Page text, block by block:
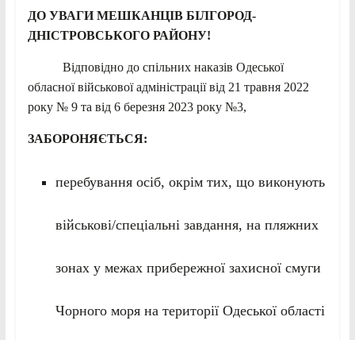
ДО УВАГИ МЕШКАНЦІВ БІЛГОРОД-
ДНІСТРОВСЬКОГО РАЙОНУ!
Відповідно до спільних наказів Одеської
обласної військової адміністрації від 21 травня 2022
року № 9 та від 6 березня 2023 року №3,
ЗАБОРОНЯЄТЬСЯ:
перебування осіб, окрім тих, що виконують
військові/спеціальні завдання, на пляжних
зонах у межах прибережної захисної смуги
Чорного моря на території Одеської області